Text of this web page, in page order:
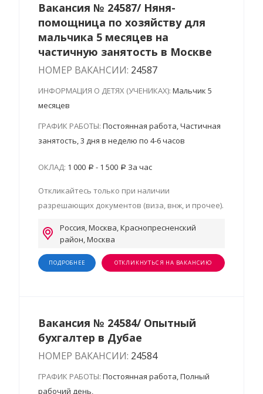
Вакансия № 24587/ Няня-
помощница по хозяйству для
мальчика 5 месяцев на
частичную занятость в Москве
НОМЕР ВАКАНСИИ: 24587
ИНФОРМАЦИЯ О ДЕТЯХ (УЧЕНИКАХ): Мальчик 5
месяцев
ГРАФИК РАБОТЫ: Постоянная работа, Частичная
занятость, 3 дня в неделю по 4-6 часов
ОКЛАД: 1 000 - 1 500 За час
Откликайтесь только при наличии
разрешающих документов (виза, внж, и прочее).
Россия, Москва, Краснопресненский
район, Москва
ПОДРОБНЕЕ ОТКЛИКНУТЬСЯ НА ВАКАНСИЮ
Вакансия № 24584/ Опытный
бухгалтер в Дубае
НОМЕР ВАКАНСИИ: 24584
ГРАФИК РАБОТЫ: Постоянная работа, Полный
рабочий день,